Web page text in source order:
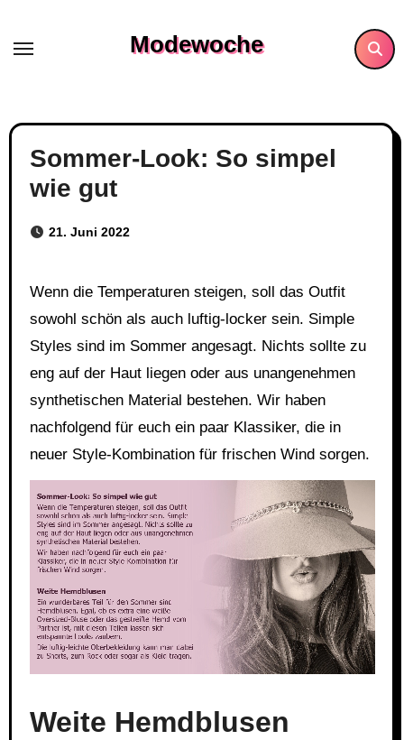
content
Modewoche
Sommer-Look: So simpel
wie gut
21. Juni 2022
Wenn die Temperaturen steigen, soll das Outfit
sowohl schön als auch luftig-locker sein. Simple
Styles sind im Sommer angesagt. Nichts sollte zu
eng auf der Haut liegen oder aus unangenehmen
synthetischen Material bestehen. Wir haben
nachfolgend für euch ein paar Klassiker, die in
neuer Style-Kombination für frischen Wind sorgen.
Link
Weite Hemdblusen